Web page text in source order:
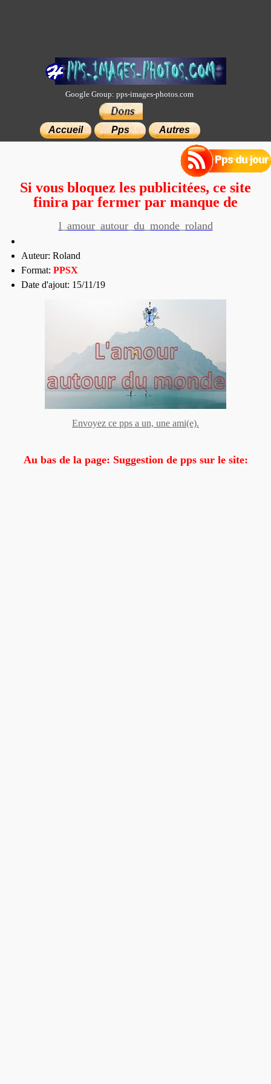
Accueil Pps Autres
Google Group: pps-images-photos.com
×
Si vous bloquez les publicitées, ce site
finira par fermer par manque de
l_amour_autour_du_monde_roland
Auteur: Roland
Format: PPSX
Date d'ajout: 15/11/19
Envoyez ce pps a un, une ami(e).
Au bas de la page: Suggestion de pps sur le site: